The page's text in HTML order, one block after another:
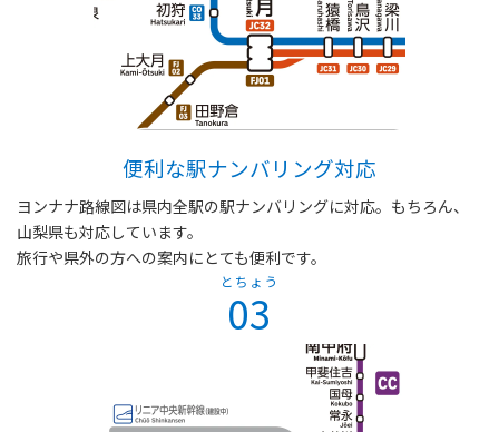
便利な駅ナンバリング対応
ヨンナナ路線図は県内全駅の駅ナンバリングに対応。もちろん、
山梨県も対応しています。
旅行や県外の方への案内にとても便利です。
とちょう
03